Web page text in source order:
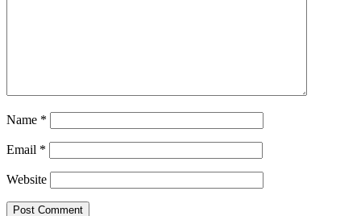
Name *
Email *
Website